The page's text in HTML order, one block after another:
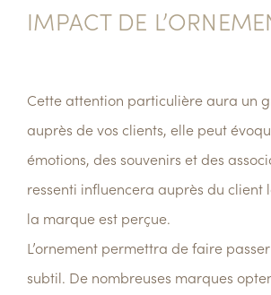
IMPACT DE
Cette attention particulière aura un
auprès de vos clients, elle peut
émotions, des souvenirs et des
ressenti influencera auprès du client
la marque est perçue.
L’ornement permettra de faire
subtil. De nombreuses marques